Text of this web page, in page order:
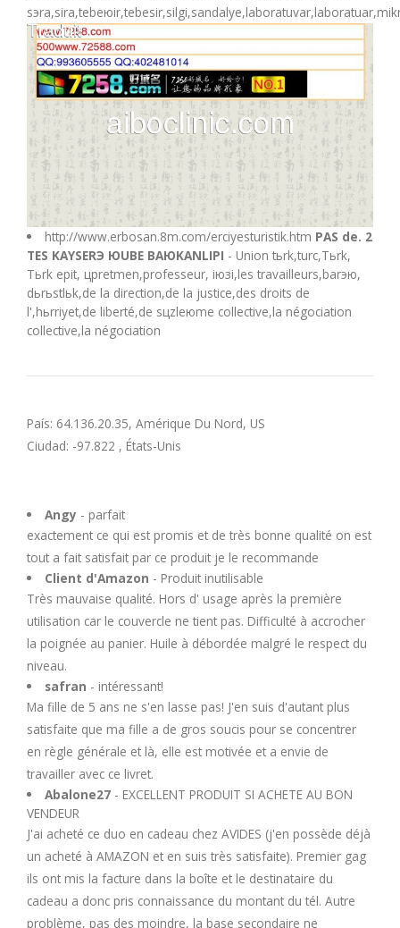
L
M
N
O
P
Q
R
W
X
Y
http://www.erbosan.8m.com/erciyesturistik.htm PAS de. 2
TES KAYSERЭ ЮUBE BAЮKANLIРI - Union tьrk,turc,Tьrk,
Tьrk epit, црretmen,professeur, iюзi,les travailleurs,barэю,
dьrьstlьk,de la direction,de la justice,des droits de
l',hьrriyet,de liberté,de sцzleюme collective,la négociation
collective,la négociation
País: 64.136.20.35, Amérique Du Nord, US
Ciudad: -97.822 , États-Unis
Angy - parfait
exactement ce qui est promis et de très bonne qualité on est
tout a fait satisfait par ce produit je le recommande
Client d'Amazon - Produit inutilisable
Très mauvaise qualité. Hors d' usage après la première
utilisation car le couvercle ne tient pas. Difficulté à accrocher
la poignée au panier. Huile à débordée malgré le respect du
niveau.
safran - intéressant!
Ma fille de 5 ans ne s'en lasse pas! J'en suis d'autant plus
satisfaite que ma fille a de gros soucis pour se concentrer
en règle générale et là, elle est motivée et a envie de
travailler avec ce livret.
Abalone27- EXCELLENT PRODUIT SI ACHETE AU BON
VENDEUR
J'ai acheté ce duo en cadeau chez AVIDES (j'en possède déjà
un acheté à AMAZON et en suis très satisfaite). Premier gag
ils ont mis la facture dans la boîte et le destinataire du
cadeau a donc pris connaissance du montant du tél. Autre
problème, pas des moindre, la base secondaire ne